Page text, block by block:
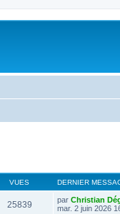
VUES DERNIER
25839 par Christian
mar. 2 juin 2026